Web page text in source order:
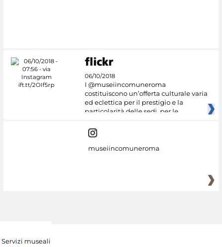
06/10/2018
I @museiincomuneroma
costituiscono un’offerta culturale varia
ed eclettica per il prestigio e la
particolarità delle sedi, per le
museiincomuneroma
Servizi museali